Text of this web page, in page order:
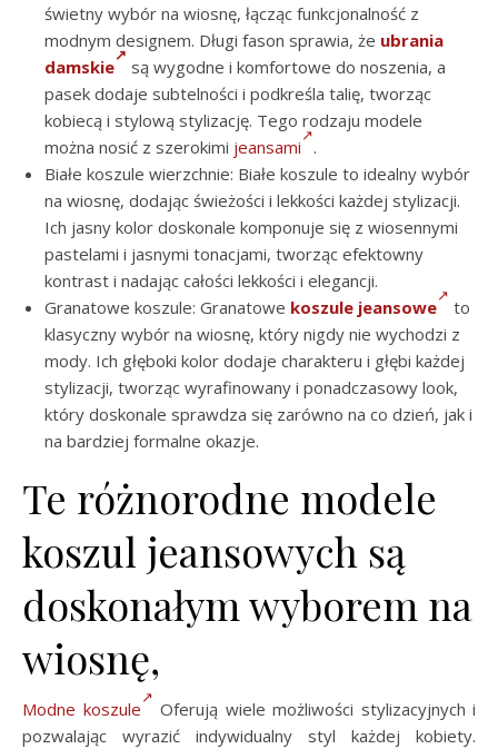
świetny wybór na wiosnę, łącząc funkcjonalność z
modnym designem. Długi fason sprawia, że ubrania
damskie
są wygodne i komfortowe do noszenia, a
pasek dodaje subtelności i podkreśla talię, tworząc
kobiecą i stylową stylizację. Tego rodzaju modele
można nosić z szerokimi jeansami
.
Białe koszule wierzchnie: Białe koszule to idealny wybór
na wiosnę, dodając świeżości i lekkości każdej stylizacji.
Ich jasny kolor doskonale komponuje się z wiosennymi
pastelami i jasnymi tonacjami, tworząc efektowny
kontrast i nadając całości lekkości i elegancji.
Granatowe koszule: Granatowe koszule jeansowe
to
klasyczny wybór na wiosnę, który nigdy nie wychodzi z
mody. Ich głęboki kolor dodaje charakteru i głębi każdej
stylizacji, tworząc wyrafinowany i ponadczasowy look,
który doskonale sprawdza się zarówno na co dzień, jak i
na bardziej formalne okazje.
Te różnorodne modele
koszul jeansowych są
doskonałym wyborem na
wiosnę,
Modne koszule
Oferują wiele możliwości stylizacyjnych i
pozwalając wyrazić indywidualny styl każdej kobiety.